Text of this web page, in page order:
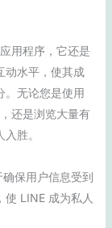
用程序，它还是
动水平，使其成
。无论您是使用
还是浏览大量有
胜。
保用户信息受到
LINE 成为私人